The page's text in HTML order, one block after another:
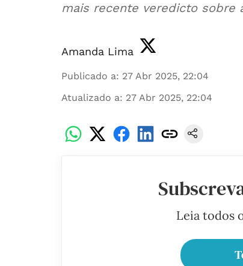
mais recente veredicto sobre
Amanda Lima
Publicado a: 27 Abr 2025, 22:04
Atualizado a: 27 Abr 2025, 22:04
Leia todos